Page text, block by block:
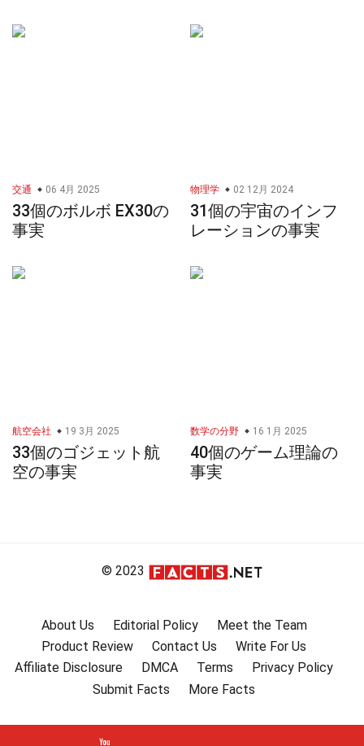
交通 06 4月 2025
33個のボルボ EX30の
事実
物理学 02 12月 2024
31個の宇宙のインフ
レーションの事実
航空会社 19 3月 2025
33個のゴジェット航
空の事実
数学の分野 16 1月 2025
40個のゲーム理論の
事実
© 2023
About Us Editorial Policy
Meet the Team
Product Review
Contact Us
Write For Us
Affiliate Disclosure
DMCA Terms
Privacy Policy
Submit Facts
More Facts